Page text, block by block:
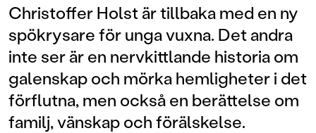
Christoffer Holst är tillbaka med en ny
spökrysare för unga vuxna. Det andra
inte ser är en nervkittlande historia om
galenskap och mörka hemligheter i det
förflutna, men också en berättelse om
familj, vänskap och förälskelse.